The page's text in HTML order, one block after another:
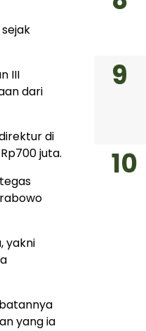
III
dari
di
juta.
yakni
yang ia